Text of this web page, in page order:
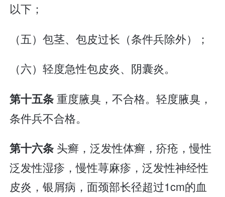
以下；
（五）包茎、包皮过长（条件兵除外）；
（六）轻度急性包皮炎、阴囊炎。
第十五条重度腋臭，不合格。轻度腋臭，
条件兵不合格。
第十六条 头癣，泛发性体癣，疥疮，慢性
泛发性湿疹，慢性荨麻疹，泛发性神经性
皮炎，银屑病，面颈部长径超过1cm的血